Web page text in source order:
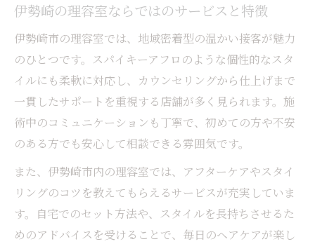
伊勢崎の理容室ならではのサービスと特徴
伊勢崎市の理容室では、地域密着型の温かい接客が魅力
のひとつです。スパイキーアフロのような個性的なスタ
イルにも柔軟に対応し、カウンセリングから仕上げまで
一貫したサポートを重視する店舗が多く見られます。施
術中のコミュニケーションも丁寧で、初めての方や不安
のある方でも安心して相談できる雰囲気です。
また、伊勢崎市内の理容室では、アフターケアやスタイ
リングのコツを教えてもらえるサービスが充実していま
す。自宅でのセット方法や、スタイルを長持ちさせるた
めのアドバイスを受けることで、毎日のヘアケアが楽し